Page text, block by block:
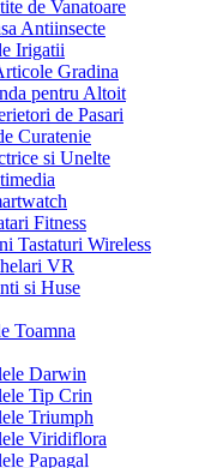
de Vanatoare
Antiinsecte
Irigatii
Gradina
pentru Altoit
de Pasari
Curatenie
si Unelte
Fitness
Tastaturi Wireless
VR
si Huse
Toamna
Darwin
Tip Crin
Triumph
Viridiflora
Papagal